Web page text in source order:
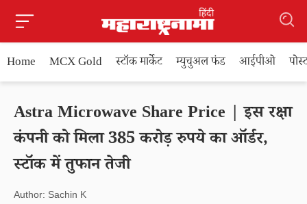
Home MCX Gold स्टॉक मार्केट म्युचुअल फंड आईपीओ
Astra Microwave Share Price | इस रक्षा
कंपनी को मिला 385 करोड़ रुपये का ऑर्डर,
स्टॉक में तुफान तेजी
Author: Sachin K